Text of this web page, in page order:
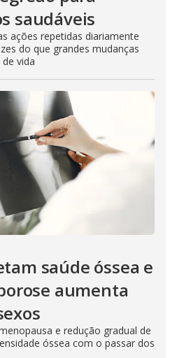
saudáveis
ações repetidas diariamente
do que grandes mudanças
vida
saúde óssea e
aumenta
e redução gradual de
óssea com o passar dos